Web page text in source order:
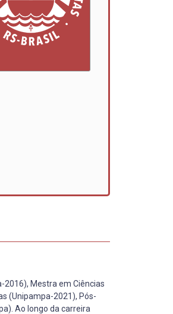
2016), Mestra em Ciências
(Unipampa-2021), Pós-
Ao longo da carreira